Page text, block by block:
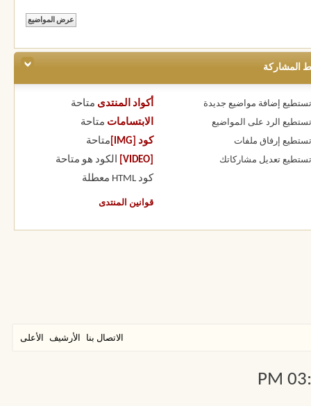
المشاركة
تستطيع إضافة مواضيع جديدة
تستطيع الرد على المواضيع
تستطيع إرفاق ملفات
تستطيع تعديل مشاركاتك
أكواد المنتدى متاحة
الابتسامات متاحة
كود [IMG]
متاحة
الكود هو متاحة
كود HTML
معطلة
قوانين المنتدى
الاتصال بنا الأرشيف الأعلى